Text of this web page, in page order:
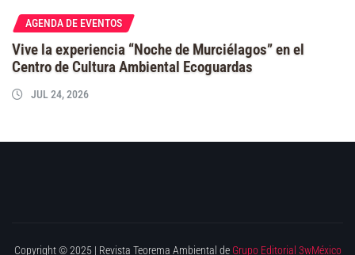
AGENDA DE EVENTOS
Vive la experiencia “Noche de Murciélagos” en el
Centro de Cultura Ambiental Ecoguardas
JUL 24, 2026
Copyright © 2025 | Revista Teorema Ambiental de Grupo Editorial 3wMéxico